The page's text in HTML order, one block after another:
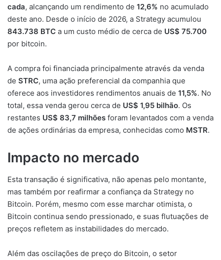
cada, alcançando um rendimento de 12,6% no acumulado
deste ano. Desde o início de 2026, a Strategy acumulou
843.738 BTC a um custo médio de cerca de US$ 75.700
por bitcoin.
A compra foi financiada principalmente através da venda
de STRC, uma ação preferencial da companhia que
oferece aos investidores rendimentos anuais de 11,5%. No
total, essa venda gerou cerca de US$ 1,95 bilhão. Os
restantes US$ 83,7 milhões foram levantados com a venda
de ações ordinárias da empresa, conhecidas como MSTR.
Impacto no mercado
Esta transação é significativa, não apenas pelo montante,
mas também por reafirmar a confiança da Strategy no
Bitcoin. Porém, mesmo com esse marchar otimista, o
Bitcoin continua sendo pressionado, e suas flutuações de
preços refletem as instabilidades do mercado.
Além das oscilações de preço do Bitcoin, o setor